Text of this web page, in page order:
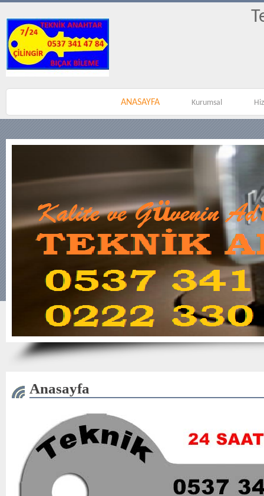
ANASAYFA Kurumsal
Anasayfa